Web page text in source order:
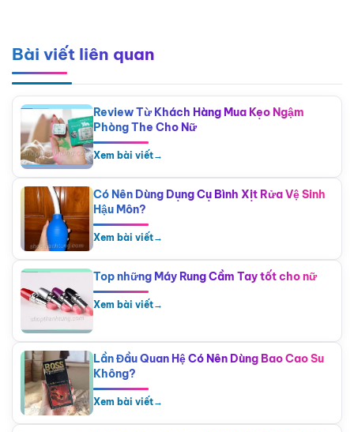
Bài viết liên quan
Review Từ Khách Hàng Mua Kẹo Ngậm
Phòng The Cho Nữ
Xem bài viết→
Có Nên Dùng Dụng Cụ Bình Xịt Rửa Vệ Sinh
Hậu Môn?
Xem bài viết→
Top những Máy Rung Cầm Tay tốt cho nữ
Xem bài viết→
Lần Đầu Quan Hệ Có Nên Dùng Bao Cao Su
Không?
Xem bài viết→